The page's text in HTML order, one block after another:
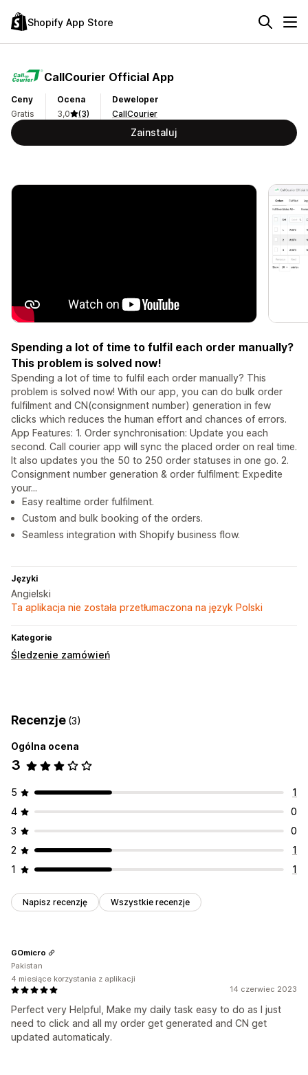
Shopify App Store
CallCourier Official App
Ceny
Gratis
Ocena
3,0
(3)
Deweloper
CallCourier
Zainstaluj
Spending a lot of time to fulfil each order manually?
This problem is solved now!
Spending a lot of time to fulfil each order manually? This
problem is solved now! With our app, you can do bulk order
fulfilment and CN(consignment number) generation in few
clicks which reduces the human effort and chances of errors.
App Features: 1. Order synchronisation: Update you each
second. Call courier app will sync the placed order on real time.
It also updates you the 50 to 250 order statuses in one go. 2.
Consignment number generation & order fulfilment: Expedite
your...
Easy realtime order fulfilment.
Custom and bulk booking of the orders.
Seamless integration with Shopify business flow.
Języki
Angielski
Ta aplikacja nie została przetłumaczona na język Polski
Kategorie
Śledzenie zamówień
Recenzje (3)
Ogólna ocena
3
5
1
4
0
3
0
2
1
1
1
Napisz recenzję Wszystkie recenzje
14 czerwiec 2023
Perfect very Helpful, Make my daily task easy to do as I just
need to click and all my order get generated and CN get
updated automaticaly.
GOmicro
Pakistan
4 miesiące korzystania z aplikacji